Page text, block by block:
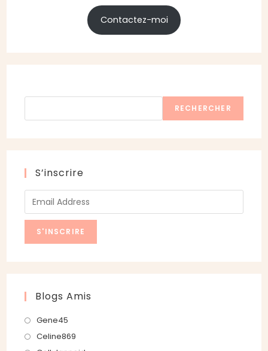
Contactez-moi
RECHERCHER
S’inscrire
Blogs Amis
Gene45
dans
Celine869